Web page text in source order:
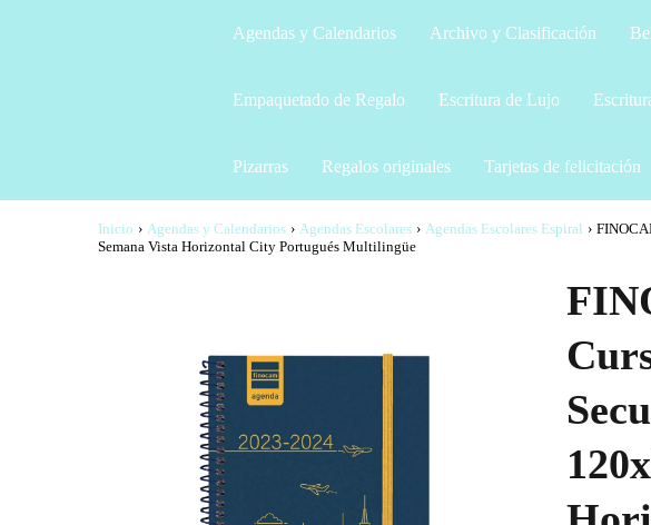
Agendas y Calendarios Archivo y Clasificación
Empaquetado de Regalo Escritura de Lujo
Pizarras Regalos originales Tarjetas de felicitación
Inicio › Agendas y Calendarios › Agendas Escolares › Agendas Escolares Espiral ›
Semana Vista Horizontal City Portugués Multilingüe